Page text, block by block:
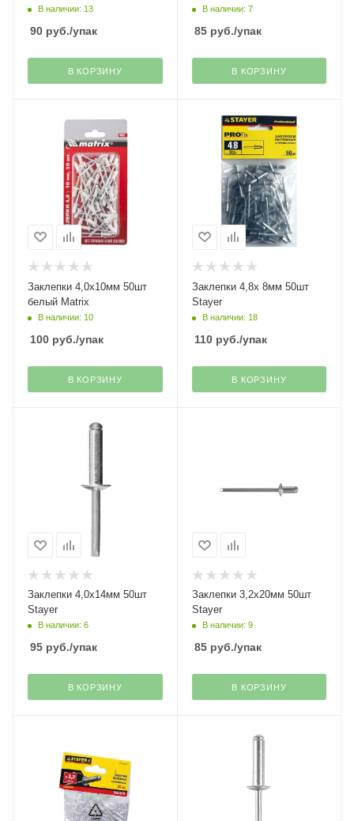
В наличии: 13
90 руб./упак
В КОРЗИНУ
В наличии: 7
85руб./упак
В КОРЗИНУ
Заклепки 4,0х10мм 50шт
белый Matrix
В наличии: 10
100 руб./упак
В КОРЗИНУ
Заклепки 4,8х 8мм 50шт
Stayer
В наличии: 18
110руб./упак
В КОРЗИНУ
Заклепки 4,0х14мм 50шт
Stayer
В наличии: 6
95 руб./упак
В КОРЗИНУ
Заклепки 3,2х20мм 50шт
Stayer
В наличии: 9
85руб./упак
В КОРЗИНУ